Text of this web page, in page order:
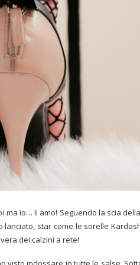
ma io… li amo! Seguendo la scia
star come le sorelle
dei calzini a rete!